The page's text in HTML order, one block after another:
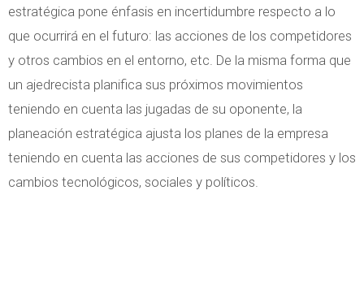
estratégica pone énfasis en incertidumbre respecto a lo
que ocurrirá en el futuro: las acciones de los competidores
y otros cambios en el entorno, etc. De la misma forma que
un ajedrecista planifica sus próximos movimientos
teniendo en cuenta las jugadas de su oponente, la
planeación estratégica ajusta los planes de la empresa
teniendo en cuenta las acciones de sus competidores y los
cambios tecnológicos, sociales y políticos.